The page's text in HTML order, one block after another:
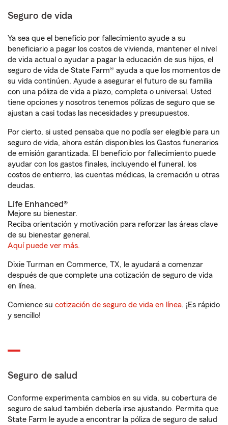
Seguro de vida
Ya sea que el beneficio por fallecimiento ayude a su
beneficiario a pagar los costos de vivienda, mantener el nivel
de vida actual o ayudar a pagar la educación de sus hijos, el
seguro de vida de State Farm® ayuda a que los momentos de
su vida continúen. Ayude a asegurar el futuro de su familia
con una póliza de vida a plazo, completa o universal. Usted
tiene opciones y nosotros tenemos pólizas de seguro que se
ajustan a casi todas las necesidades y presupuestos.
Por cierto, si usted pensaba que no podía ser elegible para un
seguro de vida, ahora están disponibles los Gastos funerarios
de emisión garantizada. El beneficio por fallecimiento puede
ayudar con los gastos finales, incluyendo el funeral, los
costos de entierro, las cuentas médicas, la cremación u otras
deudas.
Life Enhanced®
Mejore su bienestar.
Reciba orientación y motivación para reforzar las áreas clave
de su bienestar general.
Aquí puede ver más.
Dixie Turman en Commerce, TX, le ayudará a comenzar
después de que complete una cotización de seguro de vida
en línea.
Comience su cotización de seguro de vida en línea. ¡Es rápido
y sencillo!
Seguro de salud
Conforme experimenta cambios en su vida, su cobertura de
seguro de salud también debería irse ajustando. Permita que
State Farm le ayude a encontrar la póliza de seguro de salud